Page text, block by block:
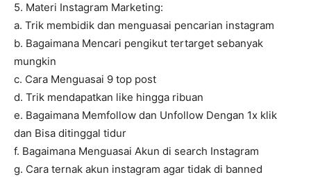
5. Materi Instagram Marketing:
a. Trik membidik dan menguasai pencarian instagram
b. Bagaimana Mencari pengikut tertarget sebanyak
mungkin
c. Cara Menguasai 9 top post
d. Trik mendapatkan like hingga ribuan
e. Bagaimana Memfollow dan Unfollow Dengan 1x klik
dan Bisa ditinggal tidur
f. Bagaimana Menguasai Akun di search Instagram
g. Cara ternak akun instagram agar tidak di banned